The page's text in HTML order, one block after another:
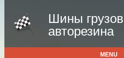
Шины
авторезина
MENU